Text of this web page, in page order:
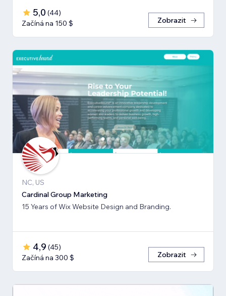
5,0 (44)
Začíná na 150 $
Zobrazit
NC, US
Cardinal Group Marketing
15 Years of Wix Website Design and Branding.
4,9 (45)
Začíná na 300 $
Zobrazit